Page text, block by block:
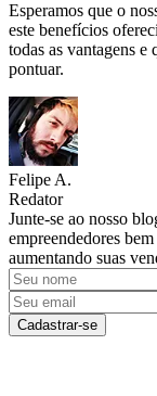
Esperamos que o
este benefícios
todas as vantagens e
pontuar.
Felipe A.
Redator
Junte-se ao nosso
empreendedores
aumentando suas
Cadastrar-se